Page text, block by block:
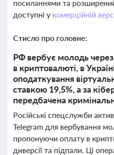
посиланнями та
доступні у комерційній
Стисло про головне:
РФ вербує молодь
в криптовалюті, в
оподаткування
ставкою 19,5%, а за
передбачена
Російські спецслужби
Telegram для вербування
пропонуючи оплату в
диверсії та підпали. Ці